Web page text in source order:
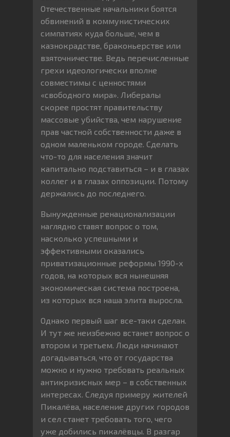
Отечественные начальники боятся
обвинений в коммунистических
симпатиях куда больше, чем в
казнокрадстве, браконьерстве или
взяточничестве. Ведь перечисленные
грехи идеологически вполне
совместимы с ценностями
«свободного мира». Либералы
скорее простят правительству
массовые убийства, чем нарушение
прав частной собственности даже в
одном маленьком городе. Сделать
что-то для населения значит
капитально подставиться – и в глазах
коллег и в глазах оппозиции. Потому
держались до последнего.
Вынужденные ренационализации
наглядно ставят вопрос о том,
насколько успешными и
эффективными оказались
приватизационные реформы 1990-х
годов, на которых вся нынешняя
экономическая система построена,
из которых вся наша элита выросла.
Однако первый шаг все-таки сделан.
И тут же неизбежно встанет вопрос о
втором и третьем. Люди начинают
догадываться, что от государства
можно и нужно требовать реальных
антикризисных мер – в собственных
интересах. Следуя примеру жителей
Пикалёва, население других городов
и сел станет требовать того, чего
уже добились пикалёвцы. В разгар